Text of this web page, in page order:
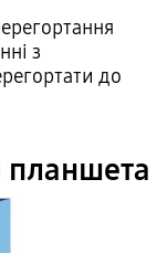
з
до
планшета